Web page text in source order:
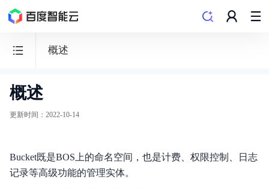
概述
BOS
对
储
概述
更新时间 ： 2022-10-14
Bucket既是BOS上的命名空间，也是计费、权限控制、日志
记录等高级功能的管理实体。